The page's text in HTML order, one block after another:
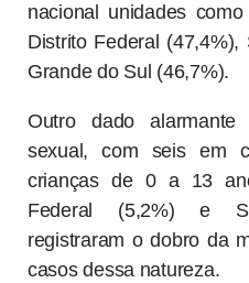
nacional unidades
Distrito Federal
Grande do Sul (46,7%).
Outro dado
sexual, com seis em
crianças de 0 a 13
Federal (5,2%) e
registraram o dobro da
casos dessa natureza.